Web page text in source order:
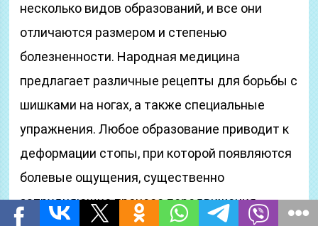
несколько видов образований, и все они
отличаются размером и степенью
болезненности. Народная медицина
предлагает различные рецепты для борьбы с
шишками на ногах, а также специальные
упражнения. Любое образование приводит к
деформации стопы, при которой появляются
болевые ощущения, существенно
затрудняющие процесс передвижения.